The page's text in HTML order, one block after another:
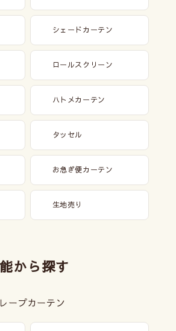
シェードカーテン
ロールスクリーン
ハトメカーテン
タッセル
お急ぎ便カーテン
生地売り
から探す
ープカーテン